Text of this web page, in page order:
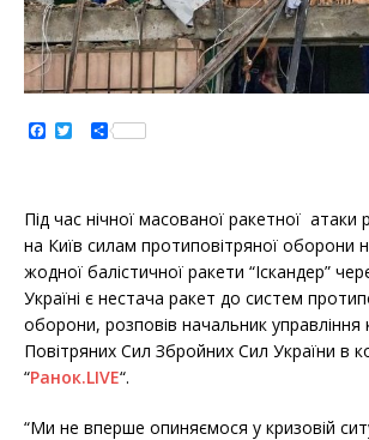
a
o
o
k
e
r
S
h
Під час нічної масованої ракетної атаки
на Київ силам протиповітряної оборони
жодної балістичної ракети “Іскандер”
Україні є нестача ракет до систем
оборони, розповів начальник управління
Повітряних Сил Збройних Сил України в
“Ранок.LIVE“.
“Ми не вперше опиняємося у кризовій